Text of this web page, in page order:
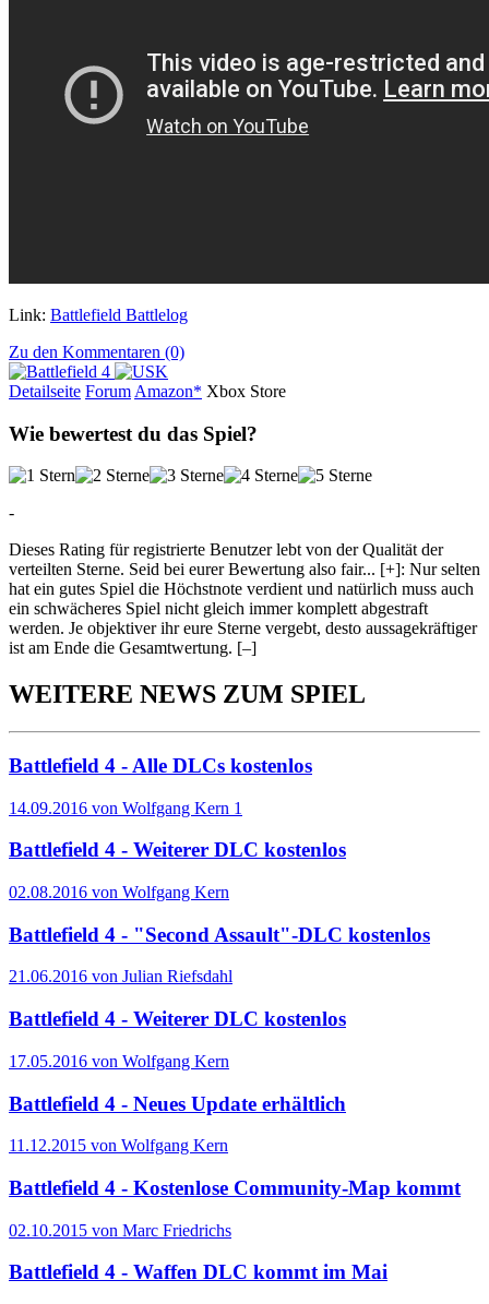
Link: Battlefield Battlelog
Zu den Kommentaren (0)
Detailseite Forum Amazon* Xbox Store
Wie bewertest du das Spiel?
-
Dieses Rating für registrierte Benutzer lebt von der Qualität der
verteilten Sterne. Seid bei eurer Bewertung also fair... [+]: Nur selten
hat ein gutes Spiel die Höchstnote verdient und natürlich muss auch
ein schwächeres Spiel nicht gleich immer komplett abgestraft
werden. Je objektiver ihr eure Sterne vergebt, desto aussagekräftiger
ist am Ende die Gesamtwertung. [–]
WEITERE NEWS ZUM SPIEL
Battlefield 4 - Alle DLCs kostenlos
14.09.2016 von Wolfgang Kern 1
Battlefield 4 - Weiterer DLC kostenlos
02.08.2016 von Wolfgang Kern
Battlefield 4 - "Second Assault"-DLC kostenlos
21.06.2016 von Julian Riefsdahl
Battlefield 4 - Weiterer DLC kostenlos
17.05.2016 von Wolfgang Kern
Battlefield 4 - Neues Update erhältlich
11.12.2015 von Wolfgang Kern
Battlefield 4 - Kostenlose Community-Map kommt
02.10.2015 von Marc Friedrichs
Battlefield 4 - Waffen DLC kommt im Mai